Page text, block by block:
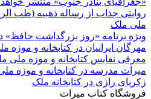
روایتی جذاب از رساله ذهبیه (طب
ملی ملک
ویژه برنامه «روز بزرگداشت حافظ»
مهرگان ایرانیان در کتابخانه و موزه
معرفی نفایس کتابخانه و موزه ملی
میراث مدرسه در کتابخانه و موزه
زکریای رازی در کتابخانه ملک
فروشگاه کتاب میراث